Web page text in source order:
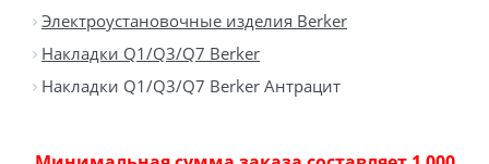
Электроустановочные изделия Berker
Накладки Q1/Q3/Q7 Berker
Накладки Q1/Q3/Q7 Berker Антрацит